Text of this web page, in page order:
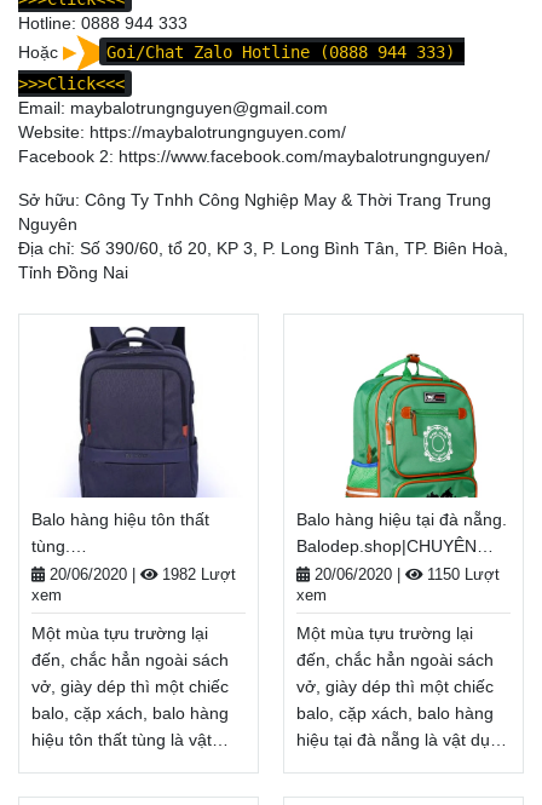
Hotline: 0888 944 333
Hoặc
Goi/Chat Zalo Hotline (0888 944 333)
>>>Click<<<
Email: maybalotrungnguyen@gmail.com
Website: https://maybalotrungnguyen.com/
Facebook 2: https://www.facebook.com/maybalotrungnguyen/
Sở hữu: Công Ty Tnhh Công Nghiệp May & Thời Trang Trung
Nguyên
Địa chỉ: Số 390/60, tổ 20, KP 3, P. Long Bình Tân, TP. Biên Hoà,
Tỉnh Đồng Nai
Balo hàng hiệu tôn thất
tùng.
Balodep.shop|CHUYÊN
BALO-TÚI XÁCH–VALI ĐẸP
20/06/2020
1982 Lượt
xem
Một mùa tựu trường lại
đến, chắc hẳn ngoài sách
vở, giày dép thì một chiếc
balo, cặp xách, balo hàng
hiệu tôn thất tùng là vật
thêm năng lượng cho một
Balo hàng hiệu tại đà nẵng.
Balodep.shop|CHUYÊN
BALO-TÚI XÁCH–VALI ĐẸP
20/06/2020
1150 Lượt
xem
Một mùa tựu trường lại
đến, chắc hẳn ngoài sách
vở, giày dép thì một chiếc
balo, cặp xách, balo hàng
hiệu tại đà nẵng là vật dụng
năng lượng cho một năm